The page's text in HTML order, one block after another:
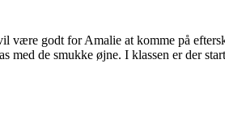
være godt for Amalie at komme på
de smukke øjne. I klassen er der